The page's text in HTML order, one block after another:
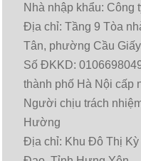
Nhà nhập khẩu: Công
Địa chỉ: Tầng 9 Tòa
Tân, phường Cầu
Số ĐKKD:
thành phố Hà Nội cấp
Người chịu trách
Hường
Địa chỉ: Khu Đô Thị